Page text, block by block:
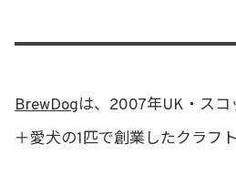
BrewDogは、2007年UK・ス
＋愛犬の1匹で創業したクラフ